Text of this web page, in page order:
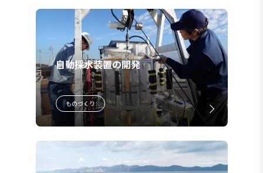
自動採水装置の開発
ものづくり